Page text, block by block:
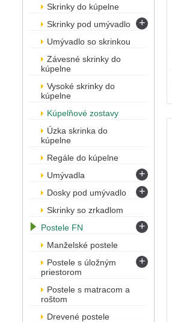
Skrinky do kúpelne
Skrinky pod umývadlo
+
Umývadlo so skrinkou
Závesné skrinky do
kúpelne
Vysoké skrinky do
kúpelne
Kúpelňové zostavy
Úzka skrinka do
kúpelne
Regále do kúpelne
Umývadla
+
Dosky pod umývadlo +
Skrinky so zrkadlom
Postele FN
+
Manželské postele
Postele s úložným
priestorom
+
Postele s matracom a
roštom
Drevené postele